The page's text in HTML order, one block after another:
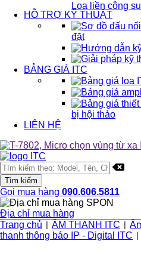
Loa liền công
HỖ TRỢ KỸ THUẬT
đặt
BẢNG GIÁ ITC
bị hội thảo
LIÊN HỆ
Gọi mua hàng 090.606.5811
Địa chỉ mua hàng
Trang chủ
ÂM THANH ITC
thanh thông báo IP - Digital ITC